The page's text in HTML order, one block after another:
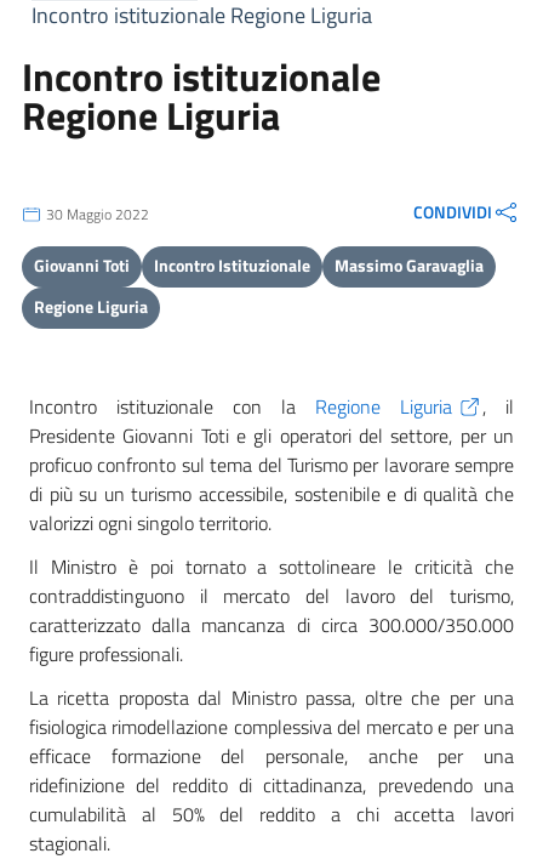
Incontro istituzionale Regione Liguria
Incontro istituzionale
Regione Liguria
30 Maggio 2022 CONDIVIDI
Giovanni Toti Incontro Istituzionale
Massimo Garavaglia
Regione Liguria
Incontro istituzionale con la Regione Liguria
, il
Presidente Giovanni Toti e gli operatori del settore, per un
proficuo confronto sul tema del Turismo per lavorare sempre
di più su un turismo accessibile, sostenibile e di qualità che
valorizzi ogni singolo territorio.
Il Ministro è poi tornato a sottolineare le criticità che
contraddistinguono il mercato del lavoro del turismo,
caratterizzato dalla mancanza di circa 300.000/350.000
figure professionali.
La ricetta proposta dal Ministro passa, oltre che per una
fisiologica rimodellazione complessiva del mercato e per una
efficace formazione del personale, anche per una
ridefinizione del reddito di cittadinanza, prevedendo una
cumulabilità al 50% del reddito a chi accetta lavori
stagionali.